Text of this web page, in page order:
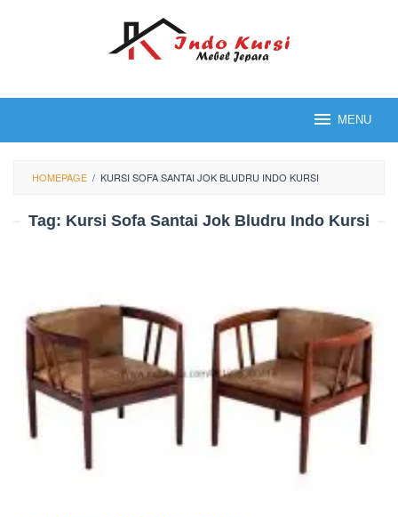
MENU
HOMEPAGE / KURSI SOFA SANTAI JOK BLUDRU INDO KURSI
Tag: Kursi Sofa Santai Jok Bludru Indo Kursi